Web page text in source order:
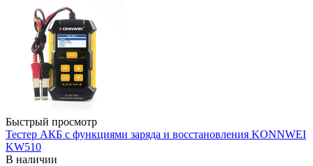
Быстрый просмотр
Тестер АКБ с функциями заряда и восстановления KONNWEI
KW510
В наличии